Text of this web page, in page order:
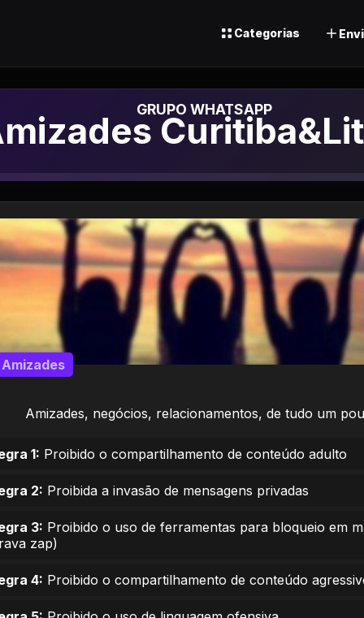
Categorias
de Whatsapp
Amizades, negócios, relacionamentos, de tudo um
Amizades
1: Proibido o compartilhamento de conteúdo adulto
2: Proibida a invasão de mensagens privadas
3: Proibido o uso de ferramentas para bloqueio em
zap)
4: Proibido o compartilhamento de conteúdo